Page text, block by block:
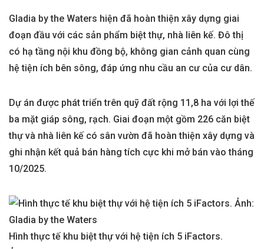
Gladia by the Waters hiện đã hoàn thiện xây dựng giai
đoạn đầu với các sản phẩm biệt thự, nhà liên kế. Đô thị
có hạ tầng nội khu đồng bộ, không gian cảnh quan cùng
hệ tiện ích bên sông, đáp ứng nhu cầu an cư của cư dân.
Dự án được phát triển trên quỹ đất rộng 11,8 ha với lợi thế
ba mặt giáp sông, rạch. Giai đoạn một gồm 226 căn biệt
thự và nhà liên kế có sân vườn đã hoàn thiện xây dựng và
ghi nhận kết quả bán hàng tích cực khi mở bán vào tháng
10/2025.
Hình thực tế khu biệt thự với hệ tiện ích 5 iFactors.